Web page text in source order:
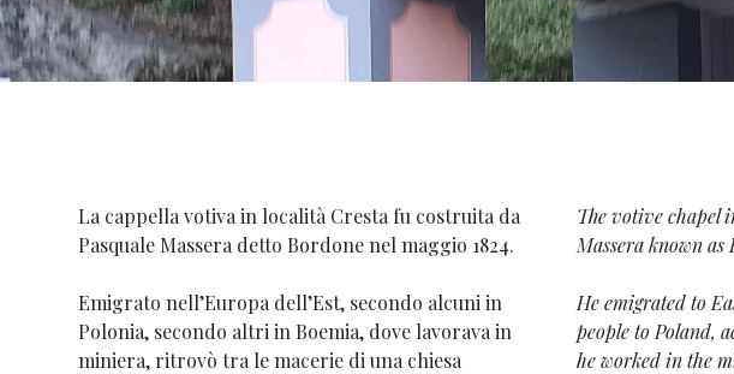
La cappella votiva in località Cresta fu costruita da
Pasquale Massera detto Bordone nel maggio 1824.
Emigrato nell’Europa dell’Est, secondo alcuni in
Polonia, secondo altri in Boemia, dove lavorava in
miniera, ritrovò tra le macerie di una chiesa
The votive chapel
Massera known as
He emigrated to
people to Poland,
he worked in the